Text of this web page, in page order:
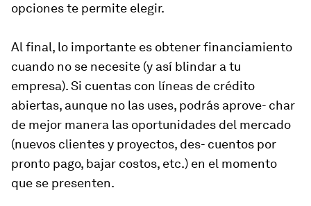
opciones te permite elegir.
Al final, lo importante es obtener financiamiento
cuando no se necesite (y así blindar a tu
empresa). Si cuentas con líneas de crédito
abiertas, aunque no las uses, podrás aprove- char
de mejor manera las oportunidades del mercado
(nuevos clientes y proyectos, des- cuentos por
pronto pago, bajar costos, etc.) en el momento
que se presenten.